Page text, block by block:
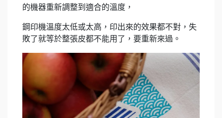
的機器重新調整到適合的溫度，
鋼印機溫度太低或太高，印出來的效果都不對，失
敗了就等於整張皮都不能用了，要重新來過。